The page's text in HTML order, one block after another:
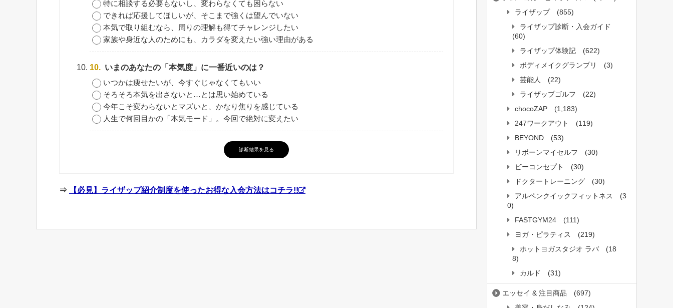
特に相談する必要もないし、変わらなくても困らない
できれば応援してほしいが、そこまで強くは望んでいない
本気で取り組むなら、周りの理解も得てチャレンジしたい
家族や身近な人のためにも、カラダを変えたい強い理由がある
10. いまのあなたの「本気度」に一番近いのは？
いつかは痩せたいが、今すぐじゃなくてもいい
そろそろ本気を出さないと…とは思い始めている
今年こそ変わらないとマズいと、かなり焦りを感じている
人生で何回目かの「本気モード」。今回で絶対に変えたい
診断結果を見る
⇒ 【必見】ライザップ紹介制度を使ったお得な入会方法はコチラ!!
ライザップ
(855)
ライザップ診断・入会ガイド
(60)
ライザップ体験記
(622)
ボディメイクグランプリ
(3)
芸能人
(22)
ライザップゴルフ
(22)
chocoZAP
(1,183)
247ワークアウト
(119)
BEYOND
(53)
リボーンマイセルフ
(30)
ビーコンセプト
(30)
ドクタートレーニング
(30)
アルペンクイックフィットネス
(3
0)
FASTGYM24
(111)
ヨガ・ピラティス
(219)
ホットヨガスタジオ ラバ
(18
8)
カルド
(31)
エッセイ & 注目商品
(697)